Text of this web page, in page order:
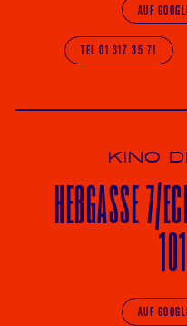
AUF
TEL 01 317 35 71
KINO
HEßGASSE 7/
AUF